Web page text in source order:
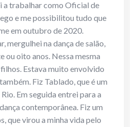
a trabalhar como Oficial de
e me possibilitou tudo que
em outubro de 2020.
mergulhei na dança de salão,
ou oito anos. Nessa mesma
Estava muito envolvido
Fiz Tablado, que é um
Em seguida entrei para a
contemporânea. Fiz um
que virou a minha vida pelo